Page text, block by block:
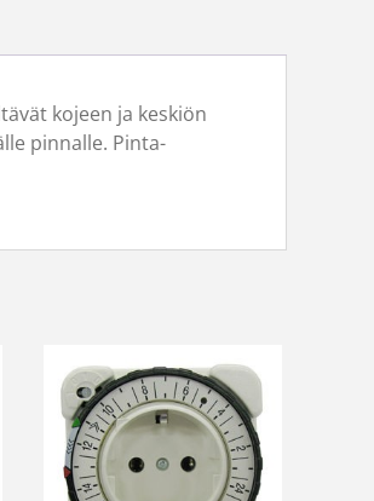
kojeen ja keskiön
pinnalle. Pinta-